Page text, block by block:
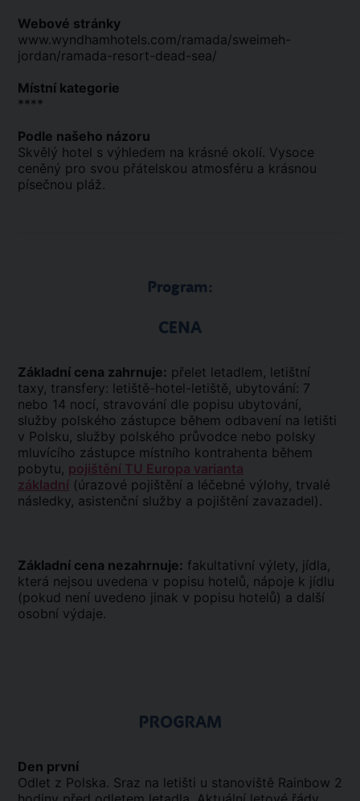
Webové stránky
www.wyndhamhotels.com/ramada/sweimeh-
jordan/ramada-resort-dead-sea/
Místní kategorie
****
Podle našeho názoru
Skvělý hotel s výhledem na krásné okolí. Vysoce
ceněný pro svou přátelskou atmosféru a krásnou
písečnou pláž.
Program:
CENA
Základní cena zahrnuje: přelet letadlem, letištní
taxy, transfery: letiště-hotel-letiště, ubytování: 7
nebo 14 nocí, stravování dle popisu ubytování,
služby polského zástupce během odbavení na letišti
v Polsku, služby polského průvodce nebo polsky
mluvícího zástupce místního kontrahenta během
pobytu, pojištění TU Europa varianta
základní (úrazové pojištění a léčebné výlohy, trvalé
následky, asistenční služby a pojištění zavazadel).
Základní cena nezahrnuje: fakultativní výlety, jídla,
která nejsou uvedena v popisu hotelů, nápoje k jídlu
(pokud není uvedeno jinak v popisu hotelů) a další
osobní výdaje.
PROGRAM
Den první
Odlet z Polska. Sraz na letišti u stanoviště Rainbow 2